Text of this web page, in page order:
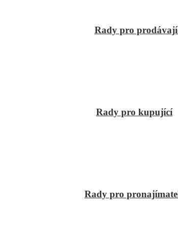
Rady pro
Rady pro kupující
Rady pro